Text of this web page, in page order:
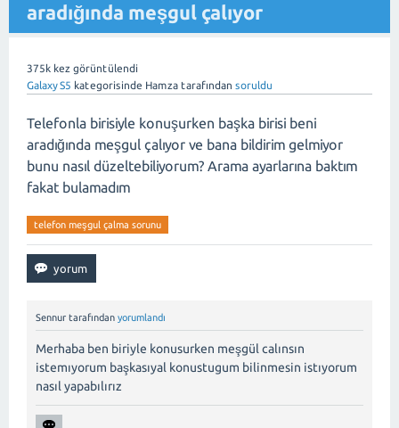
aradığında meşgul çalıyor
375k kez görüntülendi
Galaxy S5 kategorisinde Hamza tarafından soruldu
Telefonla birisiyle konuşurken başka birisi beni
aradığında meşgul çalıyor ve bana bildirim gelmiyor
bunu nasıl düzeltebiliyorum? Arama ayarlarına baktım
fakat bulamadım
telefon meşgul çalma sorunu
Sennur tarafından yorumlandı
Merhaba ben biriyle konusurken meşgül calınsın
istemıyorum başkasıyal konustugum bilinmesin istıyorum
nasıl yapabılırız